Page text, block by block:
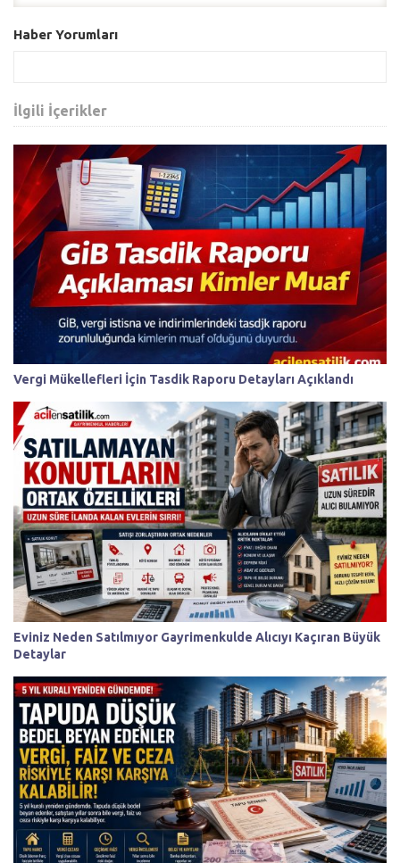
Haber Yorumları
İlgili İçerikler
Vergi Mükellefleri İçin Tasdik Raporu Detayları Açıklandı
Eviniz Neden Satılmıyor Gayrimenkulde Alıcıyı Kaçıran Büyük
Detaylar